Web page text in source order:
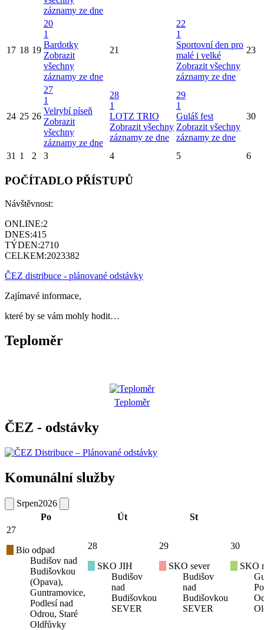
záznamy ze dne
17 18 19
20
1
Bardotky
Zobrazit
všechny
záznamy ze dne
21
22
1
Sportovní den pro
malé i velké
Zobrazit všechny
záznamy ze dne
23
24 25 26
27
1
Velrybí píseň
Zobrazit
všechny
záznamy ze dne
28
1
LOTZ TRIO
Zobrazit všechny
záznamy ze dne
29
1
Guláš fest
Zobrazit všechny
záznamy ze dne
30
31 1 2 3 4 5 6
POČÍTADLO PŘÍSTUPŮ
Návštěvnost:
ONLINE:2
DNES:415
TÝDEN:2710
CELKEM:2023382
ČEZ distribuce - plánované odstávky
Zajímavé informace,
které by se vám mohly hodit…
Teploměr
Teploměr
ČEZ - odstávky
Komunální služby
Srpen2026
Po
Út
St
27
Bio odpad
Budišov nad
Budišovkou
(Opava),
Guntramovice,
Podlesí nad
Odrou, Staré
Oldřůvky
28
SKO JIH
Budišov
nad
Budišovkou
SEVER
29
SKO sever
Budišov
nad
Budišovkou
SEVER
30
SKO